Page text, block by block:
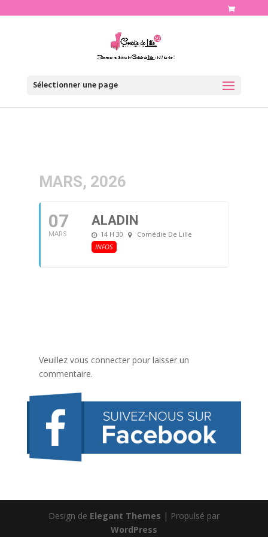
Sélectionner une page
MARS, 2026
07
MARS
ALADIN
14 H 30
Comédie De Lille
INFOS
Veuillez vous connecter pour laisser un
commentaire.
Design de Elegant Themes | Propulsé par
WordPress